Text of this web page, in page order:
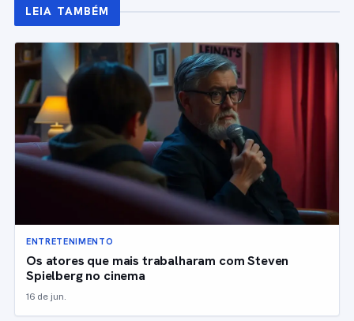
LEIA TAMBÉM
ENTRETENIMENTO
Os atores que mais trabalharam com Steven
Spielberg no cinema
16 de jun.